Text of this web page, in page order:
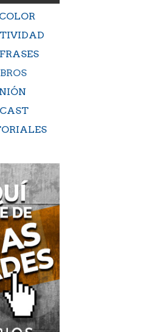
COLOR
FRASES